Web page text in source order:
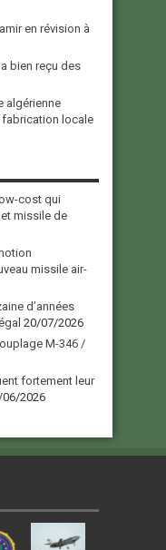
en révision à
a bien reçu des
algérienne
fabrication locale
cost qui
missile de
missile air-
d’années
20/07/2026
M-346 /
fortement leur
06/2026